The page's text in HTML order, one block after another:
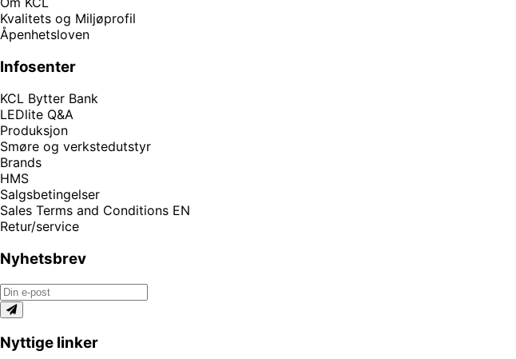
Kvalitets og Miljøprofil
Åpenhetsloven
Infosenter
KCL Bytter Bank
LEDlite Q&A
Produksjon
Smøre og verkstedutstyr
Brands
HMS
Salgsbetingelser
Sales Terms and Conditions EN
Retur/service
Nyhetsbrev
Nyttige linker